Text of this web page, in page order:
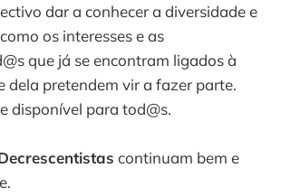
dar a conhecer a diversidade e
os interesses e as
que já se encontram ligados à
dela pretendem vir a fazer parte.
disponível para tod@s.
continuam bem e